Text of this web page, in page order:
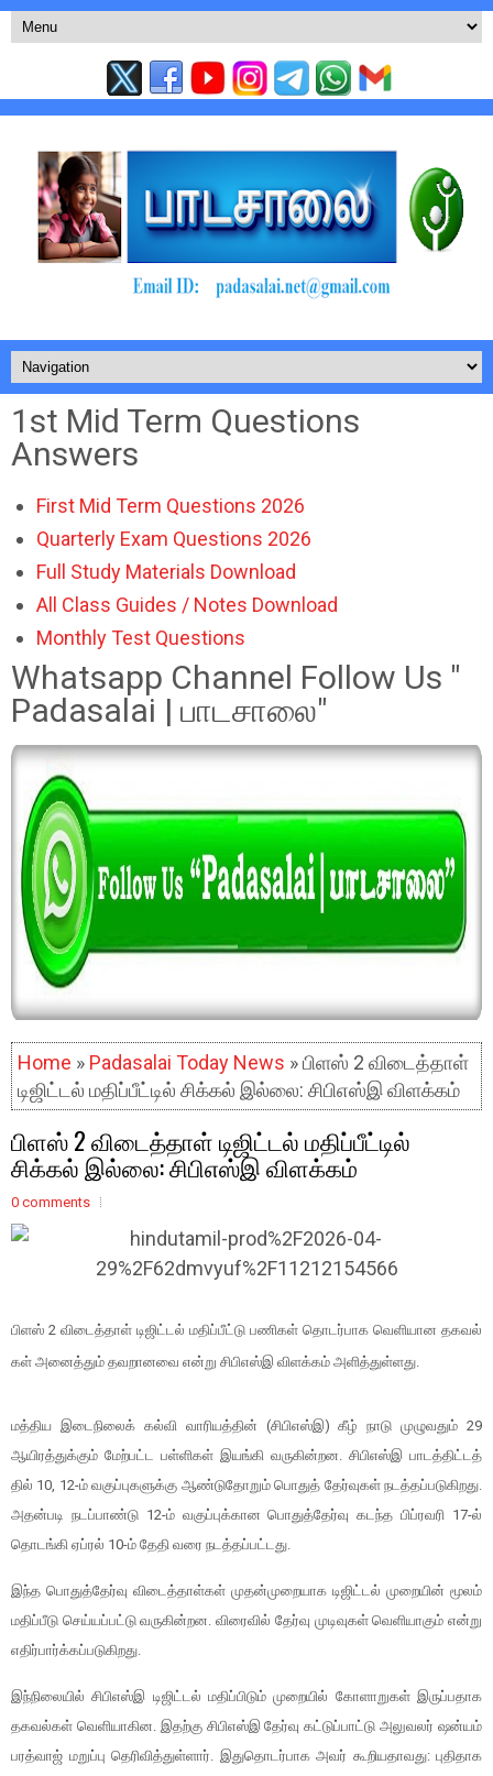
1st Mid Term Questions
Answers
First Mid Term Questions 2026
Quarterly Exam Questions 2026
Full Study Materials Download
All Class Guides / Notes Download
Monthly Test Questions
Whatsapp Channel Follow Us "
Padasalai | பாடசாலை"
Home » Padasalai Today News » பிளஸ் 2 விடைத்தாள்
டிஜிட்டல் மதிப்பீட்டில் சிக்கல் இல்லை: சிபிஎஸ்இ விளக்கம்
பிளஸ் 2 விடைத்தாள் டிஜிட்டல் மதிப்பீட்டில்
சிக்கல் இல்லை: சிபிஎஸ்இ விளக்கம்
0 comments
பிளஸ் 2 விடைத்​தாள் டிஜிட்​டல் மதிப்​பீட்டு பணி​கள் தொடர்​பாக வெளி​யான தகவல்​
கள் அனைத்​தும் தவறானவை என்று சிபிஎஸ்இ விளக்​கம் அளித்​துள்​ளது.
மத்​திய இடைநிலைக் கல்வி வாரி​யத்​தின் (சிபிஎஸ்இ) கீழ் நாடு முழு​வதும் 29
ஆயிரத்​துக்​கும் மேற்​பட்ட பள்​ளி​கள் இயங்கி வரு​கின்​றன. சிபிஎஸ்இ பாடத்​திட்​டத்​
தில் 10, 12-ம் வகுப்​பு​களுக்கு ஆண்​டு​தோறும் பொதுத் தேர்​வு​கள் நடத்​தப்​படு​கிறது.
அதன்​படி நடப்​பாண்டு 12-ம் வகுப்​புக்​கான பொதுத்​தேர்வு கடந்த பிப்​ர​வரி 17-ல்
தொடங்கி ஏப்​ரல் 10-ம் தேதி வரை நடத்​தப்​பட்​டது.
இந்த பொதுத்​தேர்வு விடைத்​தாள்​கள் முதன்​முறை​யாக டிஜிட்​டல் முறை​யின் மூலம்
மதிப்​பீடு செய்​யப்​பட்டு வரு​கின்​றன. விரை​வில் தேர்வு முடிவு​கள் வெளி​யாகும் என்று
எதிர்​பார்க்​கப்​படு​கிறது.
இந்​நிலை​யில் சிபிஎஸ்இ டிஜிட்​டல் மதிப்​பிடும் முறை​யில் கோளாறுகள் இருப்​ப​தாக
தகவல்​கள் வெளி​யாகின. இதற்கு சிபிஎஸ்இ தேர்வு கட்​டுப்​பாட்டு அலு​வலர் ஷன்​யம்
பரத்​வாஜ் மறுப்பு தெரி​வித்​துள்​ளார். இதுதொடர்​பாக அவர் கூறிய​தாவது: புதி​தாக